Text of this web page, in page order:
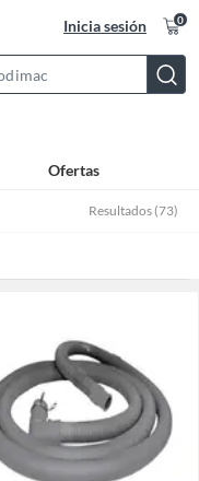
Inicia sesión 0
Bar
Ofertas
Resultados (73)